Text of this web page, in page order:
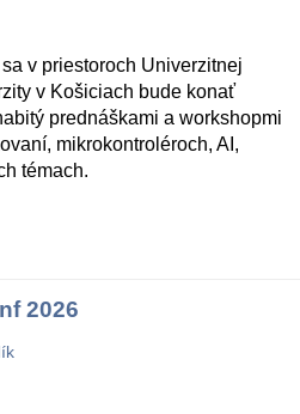
v priestoroch Univerzitnej
v Košiciach bude konať
prednáškami a workshopmi
mikrokontroléroch, AI,
témach.
2026